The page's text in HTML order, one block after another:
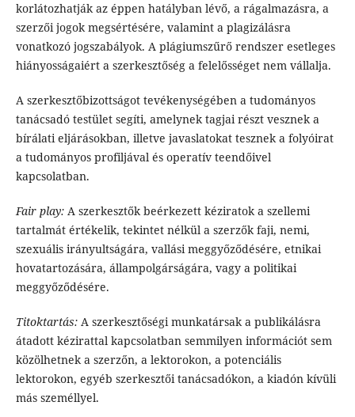
korlátozhatják az éppen hatályban lévő, a rágalmazásra, a
szerzői jogok megsértésére, valamint a plagizálásra
vonatkozó jogszabályok. A plágiumszűrő rendszer esetleges
hiányosságaiért a szerkesztőség a felelősséget nem vállalja.
A szerkesztőbizottságot tevékenységében a tudományos
tanácsadó testület segíti, amelynek tagjai részt vesznek a
bírálati eljárásokban, illetve javaslatokat tesznek a folyóirat
a tudományos profiljával és operatív teendőivel
kapcsolatban.
Fair play:A szerkesztők beérkezett kéziratok a szellemi
tartalmát értékelik, tekintet nélkül a szerzők faji, nemi,
szexuális irányultságára, vallási meggyőződésére, etnikai
hovatartozására, állampolgárságára, vagy a politikai
meggyőződésére.
Titoktartás:A szerkesztőségi munkatársak a publikálásra
átadott kézirattal kapcsolatban semmilyen információt sem
közölhetnek a szerzőn, a lektorokon, a potenciális
lektorokon, egyéb szerkesztői tanácsadókon, a kiadón kívüli
más személlyel.